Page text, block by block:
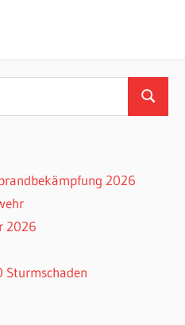
Suchen
2026
2026
Sturmschaden